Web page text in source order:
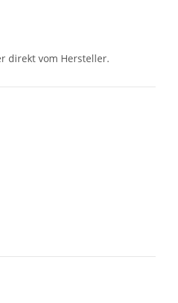
direkt vom Hersteller.